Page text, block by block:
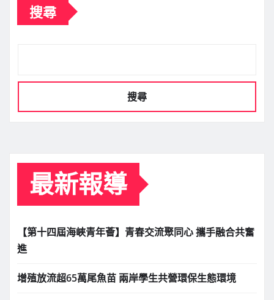
搜尋
搜尋
最新報導
【第十四屆海峽青年薈】青春交流聚同心 攜手融合共奮
進
增殖放流超65萬尾魚苗 兩岸學生共營環保生態環境